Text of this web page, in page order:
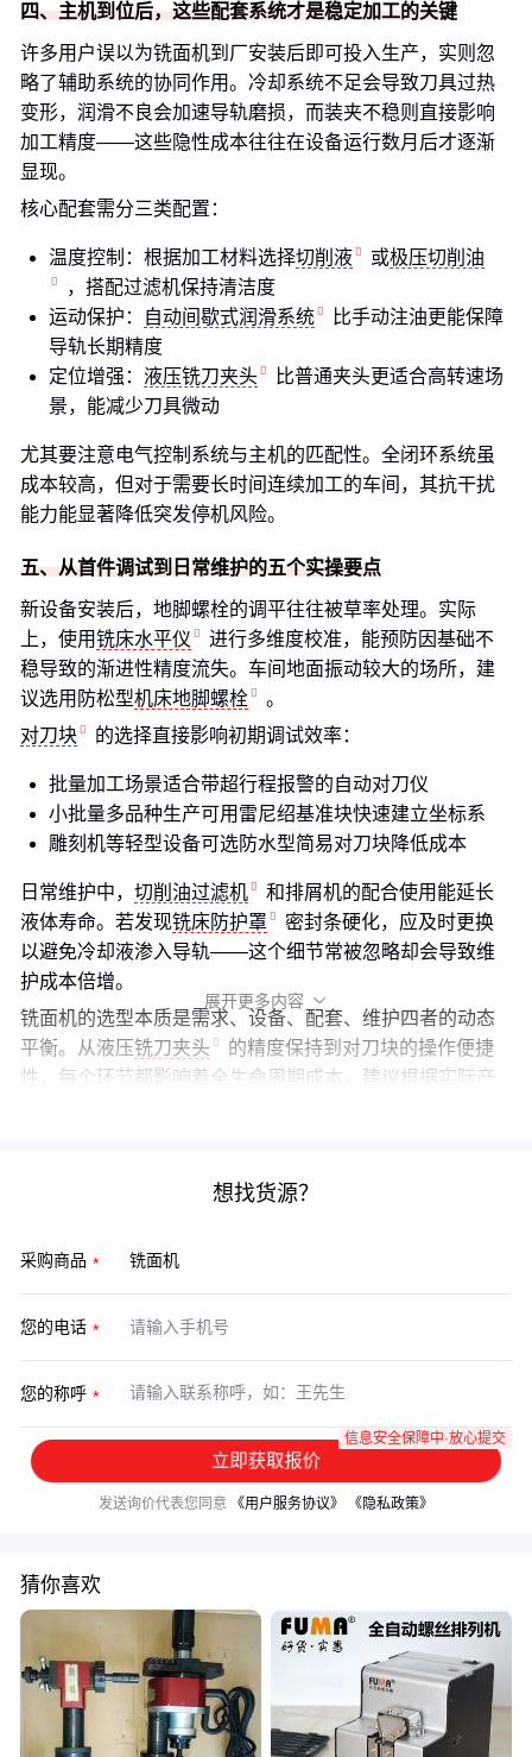
四、主机到位后，这些配套系统才是稳定加工的关键
许多用户误以为铣面机到厂安装后即可投入生产，实则忽
略了辅助系统的协同作用。冷却系统不足会导致刀具过热
变形，润滑不良会加速导轨磨损，而装夹不稳则直接影响
加工精度——这些隐性成本往往在设备运行数月后才逐渐
显现。
核心配套需分三类配置：
温度控制：根据加工材料选择切削液 或极压切削油
，搭配过滤机保持清洁度
运动保护：
自动间歇式润滑系统
比手动注油更能保障
导轨长期精度
定位增强： 液压铣刀夹头
比普通夹头更适合高转速场
景，能减少刀具微动
尤其要注意电气控制系统与主机的匹配性。全闭环系统虽
成本较高，但对于需要长时间连续加工的车间，其抗干扰
能力能显著降低突发停机风险。
五、从首件调试到日常维护的五个实操要点
新设备安装后，地脚螺栓的调平往往被草率处理。实际
上，使用铣床水平仪
进行多维度校准，能预防因基础不
稳导致的渐进性精度流失。车间地面振动较大的场所，建
议选用防松型机床地脚螺栓
。
对刀块
的选择直接影响初期调试效率：
批量加工场景适合带超行程报警的自动对刀仪
小批量多品种生产可用雷尼绍基准块快速建立坐标系
雕刻机等轻型设备可选防水型简易对刀块降低成本
日常维护中， 切削油过滤机
和排屑机的配合使用能延长
液体寿命。若发现铣床防护罩
密封条硬化，应及时更换
以避免冷却液渗入导轨——这个细节常被忽略却会导致维
护成本倍增。
铣面机的选型本质是需求、设备、配套、维护四者的动态
平衡。从液压铣刀夹头
的精度保持到对刀块的操作便捷
性，每个环节都影响着全生命周期成本。建议根据实际产
展开更多内容 
想找货源？
采购商品
您的电话
您的称呼
立即获取报价
信息安全保障中·放心提交
发送询价代表您同意 《用户服务协议》 《隐私政策》
猜你喜欢